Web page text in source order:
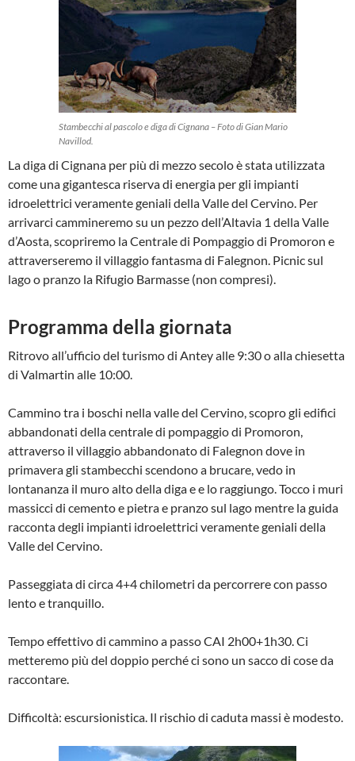
Stambecchi al pascolo e diga di Cignana – Foto di Gian Mario
Navillod.
La diga di Cignana per più di mezzo secolo è stata utilizzata
come una gigantesca riserva di energia per gli impianti
idroelettrici veramente geniali della Valle del Cervino. Per
arrivarci cammineremo su un pezzo dell’Altavia 1 della Valle
d’Aosta, scopriremo la Centrale di Pompaggio di Promoron e
attraverseremo il villaggio fantasma di Falegnon. Picnic sul
lago o pranzo la Rifugio Barmasse (non compresi).
Programma della giornata
Ritrovo all’ufficio del turismo di Antey alle 9:30 o alla chiesetta
di Valmartin alle 10:00.
Cammino tra i boschi nella valle del Cervino, scopro gli edifici
abbandonati della centrale di pompaggio di Promoron,
attraverso il villaggio abbandonato di Falegnon dove in
primavera gli stambecchi scendono a brucare, vedo in
lontananza il muro alto della diga e e lo raggiungo. Tocco i muri
massicci di cemento e pietra e pranzo sul lago mentre la guida
racconta degli impianti idroelettrici veramente geniali della
Valle del Cervino.
Passeggiata di circa 4+4 chilometri da percorrere con passo
lento e tranquillo.
Tempo effettivo di cammino a passo CAI 2h00+1h30. Ci
metteremo più del doppio perché ci sono un sacco di cose da
raccontare.
Difficoltà: escursionistica. Il rischio di caduta massi è modesto.